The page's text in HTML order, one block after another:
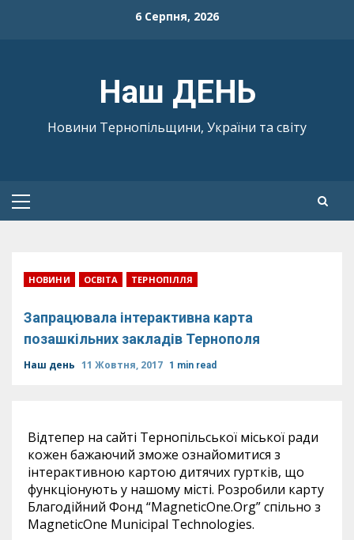
6 Серпня, 2026
Наш ДЕНЬ
Новини Тернопільщини, України та світу
Primary
НОВИНИ ОСВІТА ТЕРНОПІЛЛЯ
Запрацювала інтерактивна карта
позашкільних закладів Тернополя
Наш день 11 Жовтня, 2017 1 min read
Відтепер на сайті Тернопільської міської ради
кожен бажаючий зможе ознайомитися з
інтерактивною картою дитячих гуртків, що
функціонують у нашому місті. Розробили карту
Благодійний Фонд “MagneticOne.Org” спільно з
MagneticOne Municipal Technologies.